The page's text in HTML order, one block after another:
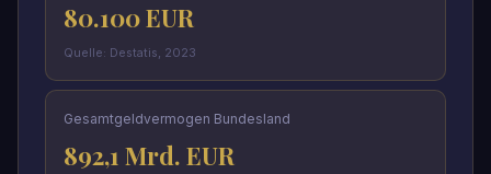
80.100 EUR
Quelle: Destatis, 2023
Gesamtgeldvermogen Bundesland
892,1 Mrd. EUR